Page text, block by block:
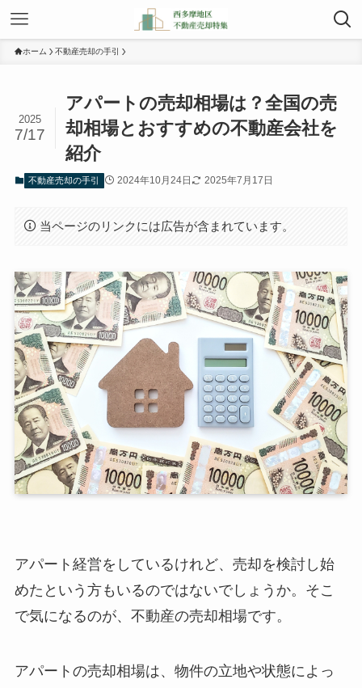
ホーム 不動産売却の手引
アパートの売却相場は？全国の売
却相場とおすすめの不動産会社を
紹介
2025
7/17
不動産売却の手引 2024年10月24日 2025年7月17日
当ページのリンクには広告が含まれています。
アパート経営をしているけれど、売却を検討し始
めたという方もいるのではないでしょうか。そこ
で気になるのが、不動産の売却相場です。
アパートの売却相場は、物件の立地や状態によっ